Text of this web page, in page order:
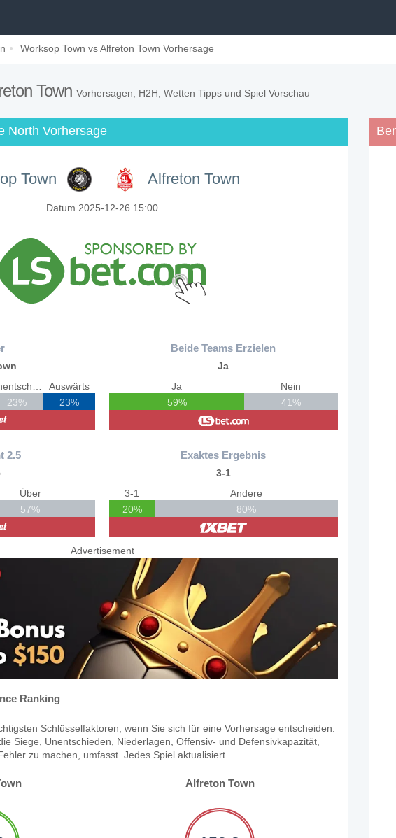
Worksop Town vs Alfreton Town Vorhersage
Town Vorhersagen, H2H, Wetten Tipps und Spiel Vorschau
North Vorhersage
Town Alfreton Town
Datum 2025-12-26 15:00
23%
Auswärts
23%
2.5
Über
57%
Beide Teams Erzielen
Ja
Ja
59%
Nein
41%
Exaktes Ergebnis
3-1
3-1
20%
Andere
80%
Advertisement
Ranking
Schlüsselfaktoren, wenn Sie sich für eine Vorhersage entscheiden.
Siege, Unentschieden, Niederlagen, Offensiv- und Defensivkapazität,
zu machen, umfasst. Jedes Spiel aktualisiert.
Alfreton Town